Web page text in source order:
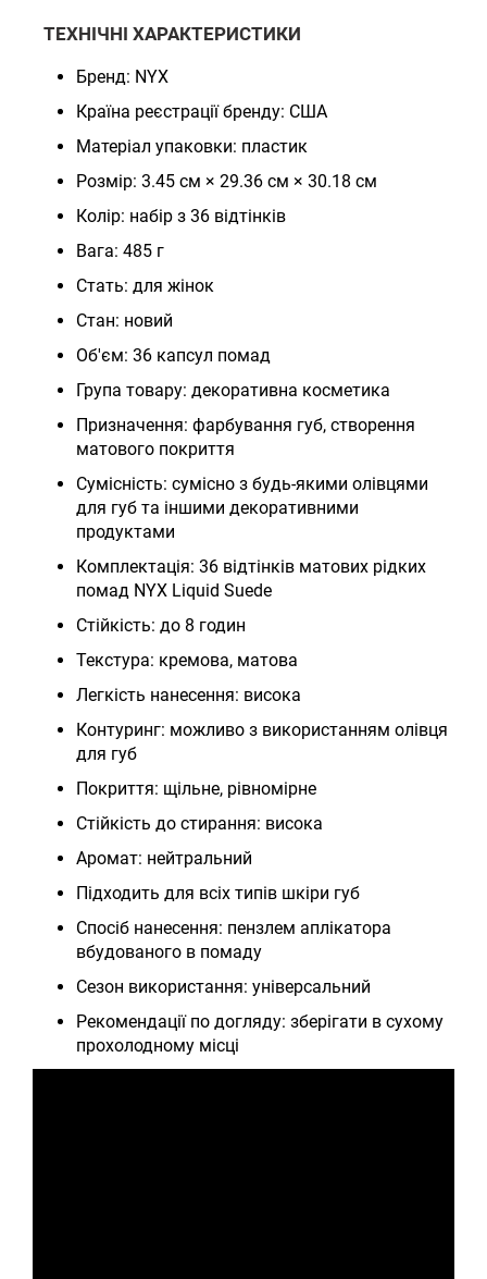
ТЕХНІЧНІ ХАРАКТЕРИСТИКИ
Бренд: NYX
Країна реєстрації бренду: США
Матеріал упаковки: пластик
Розмір: 3.45 см × 29.36 см × 30.18 см
Колір: набір з 36 відтінків
Вага: 485 г
Стать: для жінок
Стан: новий
Об'єм: 36 капсул помад
Група товару: декоративна косметика
Призначення: фарбування губ, створення
матового покриття
Сумісність: сумісно з будь-якими олівцями
для губ та іншими декоративними
продуктами
Комплектація: 36 відтінків матових рідких
помад NYX Liquid Suede
Стійкість: до 8 годин
Текстура: кремова, матова
Легкість нанесення: висока
Контуринг: можливо з використанням олівця
для губ
Покриття: щільне, рівномірне
Стійкість до стирання: висока
Аромат: нейтральний
Підходить для всіх типів шкіри губ
Спосіб нанесення: пензлем аплікатора
вбудованого в помаду
Сезон використання: універсальний
Рекомендації по догляду: зберігати в сухому
прохолодному місці